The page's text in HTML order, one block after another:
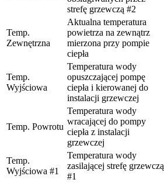
strefę grzewczą #2
Temp.
Zewnętrzna
Aktualna temperatura
powietrza na zewnątrz
mierzona przy pompie
ciepła
Temp.
Wyjściowa
Temperatura wody
opuszczającej pompę
ciepła i kierowanej do
instalacji grzewczej
Temp. Powrotu
Temperatura wody
wracającej do pompy
ciepła z instalacji
grzewczej
Temp.
Wyjściowa #1
Temperatura wody
zasilającej strefę grzewczą
#1